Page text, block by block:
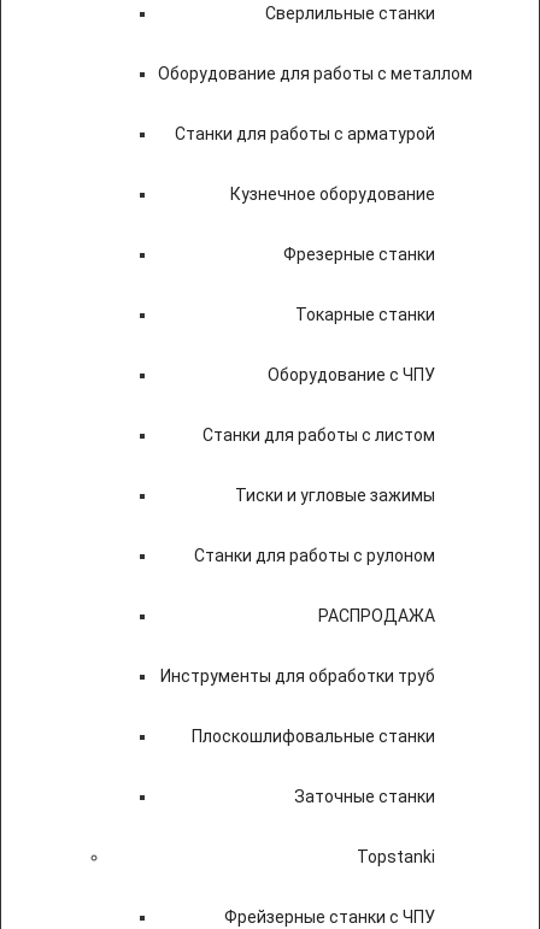
Сверлильные станки
Оборудование для работы с металлом
Станки для работы с арматурой
Кузнечное оборудование
Фрезерные станки
Токарные станки
Оборудование с ЧПУ
Станки для работы с листом
Тиски и угловые зажимы
Станки для работы с рулоном
РАСПРОДАЖА
Инструменты для обработки труб
Плоскошлифовальные станки
Заточные станки
Topstanki
Фрейзерные станки с ЧПУ